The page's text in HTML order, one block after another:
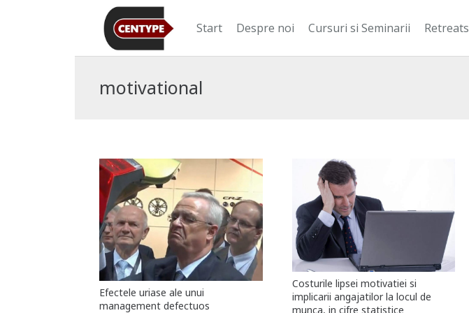
Start Despre noi Cursuri si Seminarii Retreats
motivational
Efectele uriase ale unui
management defectuos
Costurile lipsei motivatiei si
implicarii angajatilor la locul de
munca, in cifre statistice